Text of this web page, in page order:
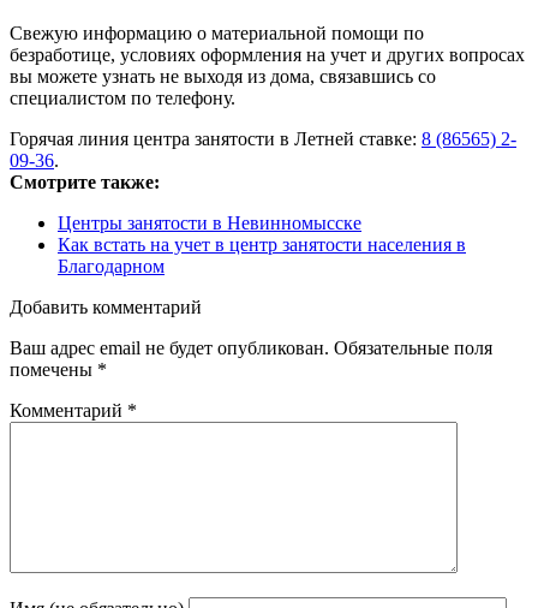
Свежую информацию о материальной помощи по
безработице, условиях оформления на учет и других вопросах
вы можете узнать не выходя из дома, связавшись со
специалистом по телефону.
Горячая линия центра занятости в Летней ставке: 8 (86565) 2-
09-36.
Смотрите также:
Центры занятости в Невинномысске
Как встать на учет в центр занятости населения в
Благодарном
Добавить комментарий
Ваш адрес email не будет опубликован. Обязательные поля
помечены *
Комментарий *